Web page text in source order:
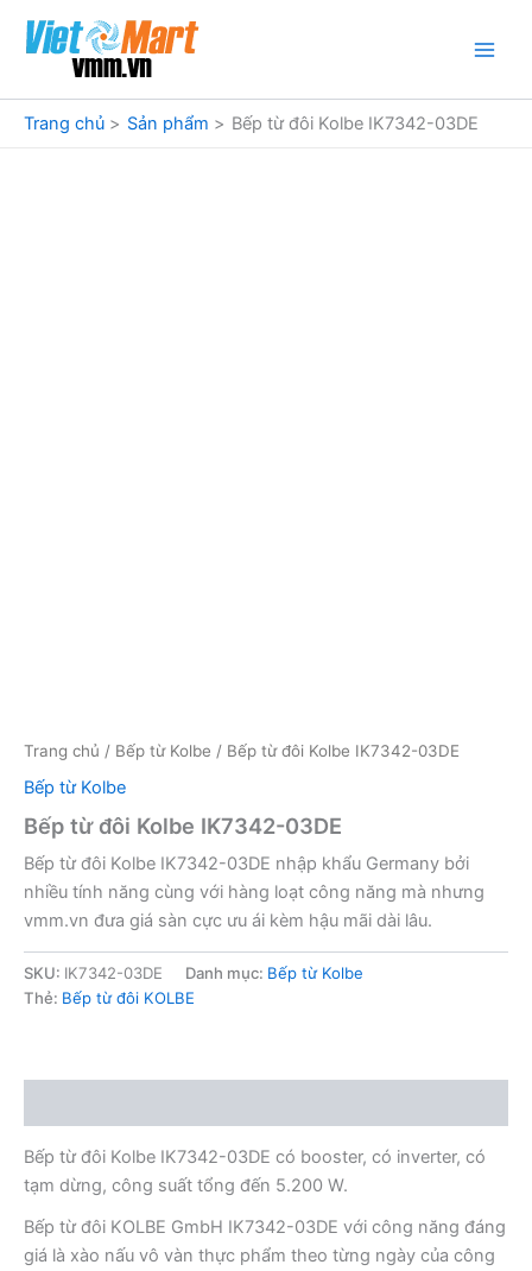
dung
Trang chủ
Sản phẩm Bếp từ đôi Kolbe IK7342-03DE
Trang chủ / Bếp từ Kolbe / Bếp từ đôi Kolbe IK7342-03DE
Bếp từ Kolbe
Bếp từ đôi Kolbe IK7342-03DE
Bếp từ đôi Kolbe IK7342-03DE nhập khẩu Germany bởi
nhiều tính năng cùng với hàng loạt công năng mà nhưng
vmm.vn đưa giá sàn cực ưu ái kèm hậu mãi dài lâu.
SKU: IK7342-03DE Danh mục: Bếp từ Kolbe
Thẻ: Bếp từ đôi KOLBE
Bếp từ đôi Kolbe IK7342-03DE có booster, có inverter, có
tạm dừng, công suất tổng đến 5.200 W.
Bếp từ đôi KOLBE GmbH IK7342-03DE với công năng đáng
giá là xào nấu vô vàn thực phẩm theo từng ngày của công